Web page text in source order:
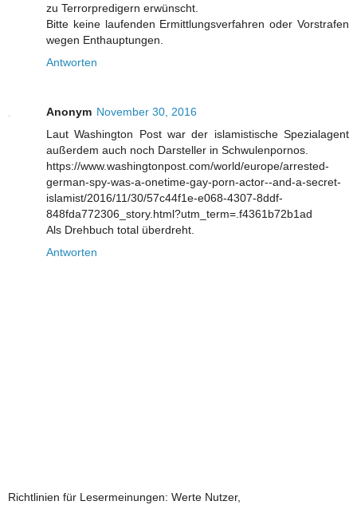
zu Terrorpredigern erwünscht.
Bitte keine laufenden Ermittlungsverfahren oder Vorstrafen
wegen Enthauptungen.
Antworten
Anonym November 30, 2016
Laut Washington Post war der islamistische Spezialagent
außerdem auch noch Darsteller in Schwulenpornos.
https://www.washingtonpost.com/world/europe/arrested-
german-spy-was-a-onetime-gay-porn-actor--and-a-secret-
islamist/2016/11/30/57c44f1e-e068-4307-8ddf-
848fda772306_story.html?utm_term=.f4361b72b1ad
Als Drehbuch total überdreht.
Antworten
Richtlinien für Lesermeinungen: Werte Nutzer,